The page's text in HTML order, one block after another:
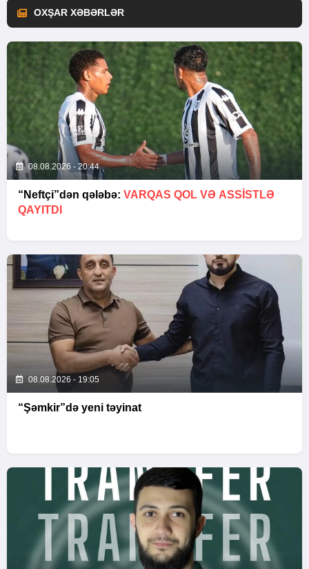
OXŞAR XƏBƏRLƏR
08.08.2026 - 20:44
“Neftçi”dən qələbə: VARQAS QOL VƏ ASSİSTLƏ
QAYITDI
08.08.2026 - 19:05
“Şəmkir”də yeni təyinat